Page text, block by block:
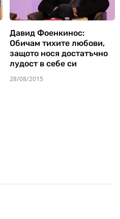
Давид Фоенкинос:
Обичам тихите любови,
защото нося достатъчно
лудост в себе си
28/08/2015